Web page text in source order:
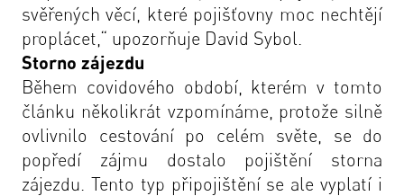
svěřených věcí, které pojišťovny moc nechtějí
proplácet,“ upozorňuje David Sybol.
Storno zájezdu
Během covidového období, kterém v tomto
článku několikrát vzpomínáme, protože silně
ovlivnilo cestování po celém světe, se do
popředí zájmu dostalo pojištění storna
zájezdu. Tento typ připojištění se ale vyplatí i